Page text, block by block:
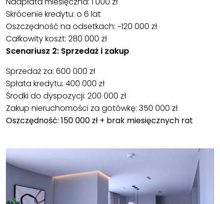
Skrócenie kredytu: o 6 lat
Oszczędność na odsetkach: ~120 000 zł
Całkowity koszt: 280 000 zł
Scenariusz 2: Sprzedaż i zakup
Sprzedaż za: 600 000 zł
Spłata kredytu: 400 000 zł
Środki do dyspozycji: 200 000 zł
Zakup nieruchomości za gotówkę: 350 000 zł
Oszczędność: 150 000 zł + brak miesięcznych rat